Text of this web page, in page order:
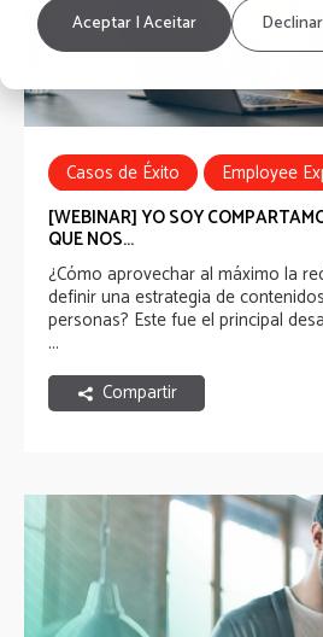
Aceptar | Aceitar
Casos de Éxito
Employee
Employee Communications
[WEBINAR] YO SOY
QUE NOS...
¿Cómo aprovechar al máximo la
definir una estrategia de
personas? Este fue el principal
...
Compartir